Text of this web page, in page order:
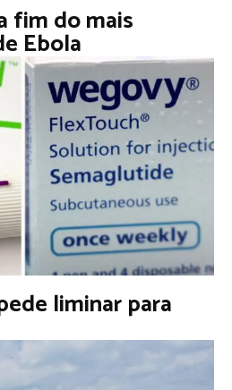
fim do mais
Ebola
liminar para